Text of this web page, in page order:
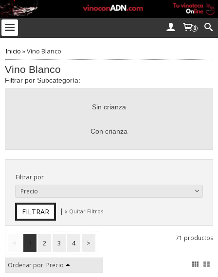
0
Inicio »Vino Blanco
Vino Blanco
Filtrar por Subcategoría:
Sin crianza
Con crianza
Filtrar por
Precio
| x Quitar Filtros
< 2 3 4 >
71 productos
Ordenar por: Precio